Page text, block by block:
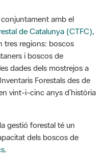
regions: boscos
i boscos de
dades dels mostrejos a
Forestals des de
vint-i-cinc anys d’història
gestió forestal té un
dels boscos de
diòxid de carboni (CO